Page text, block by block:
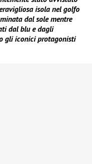
isola nel golfo
dal sole mentre
dal blu e dagli
gli iconici protagonisti